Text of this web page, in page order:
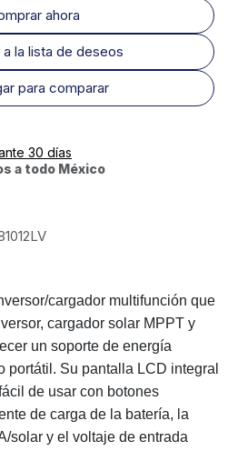
ahora
para comparar
la lista de deseos
30 días
a todo México
cargador multifunción que
cargador solar MPPT y
un soporte de energía
portátil. Su pantalla LCD integral
de usar con botones
de carga de la batería, la
solar y el voltaje de entrada